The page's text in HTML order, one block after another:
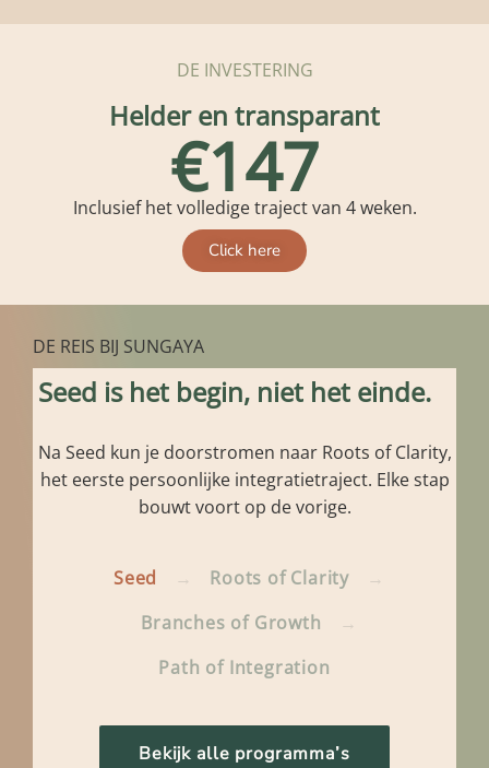
DE INVESTERING
Helder en transparant
€147
Inclusief het volledige traject van 4 weken.
Click here
DE REIS BIJ SUNGAYA
Seed is het begin, niet het einde.
Na Seed kun je doorstromen naar Roots of Clarity,
het eerste persoonlijke integratietraject. Elke stap
bouwt voort op de vorige.
Seed → Roots of Clarity
→
Branches of Growth
→
Path of Integration
Bekijk alle programma’s